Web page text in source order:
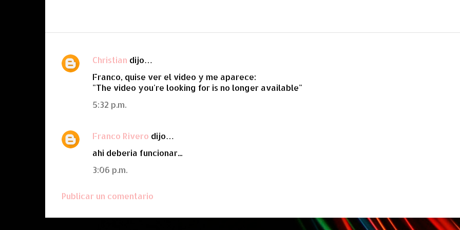
C
t
o
Christian dijo…
Franco, quise ver el video y me aparece:
"The video you're looking for is no longer available"
5:32 p.m.
Franco Rivero dijo…
ahi deberia funcionar...
3:06 p.m.
Publicar un comentario